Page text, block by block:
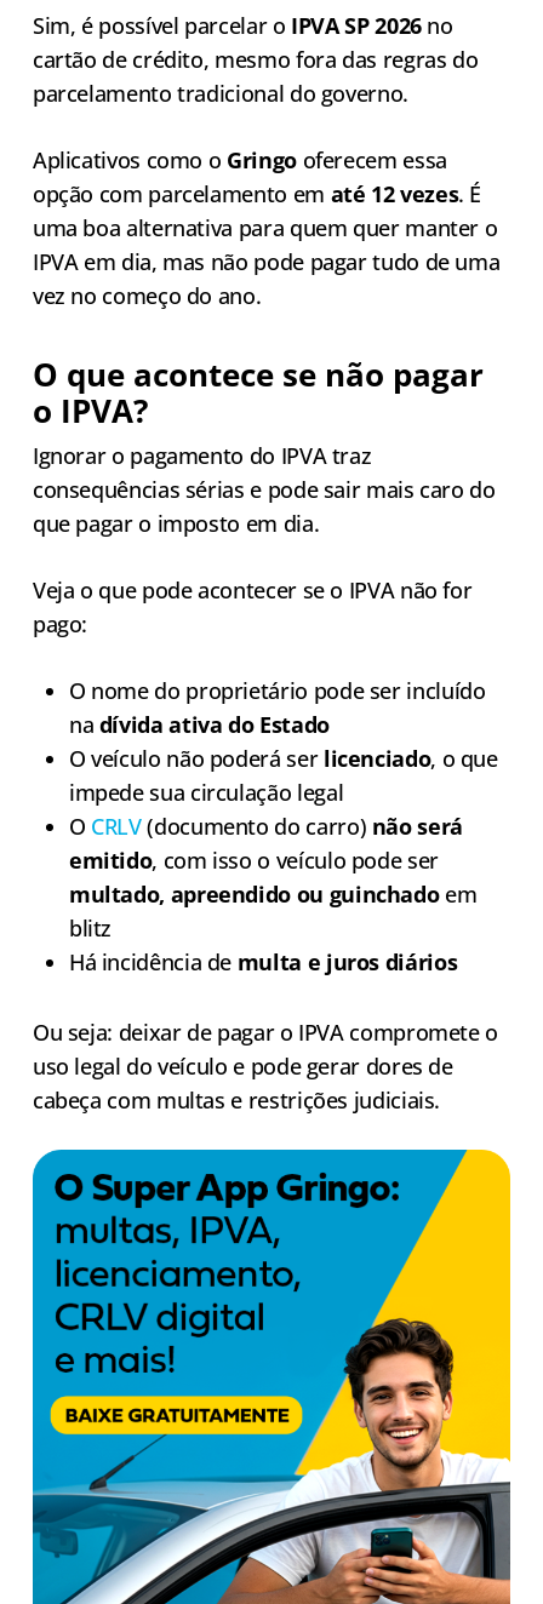
Sim, é possível parcelar o IPVA SP 2026no
cartão de crédito, mesmo fora das regras do
parcelamento tradicional do governo.
Aplicativos como o Gringooferecem essa
opção com parcelamento em até 12 vezes. É
uma boa alternativa para quem quer manter o
IPVA em dia, mas não pode pagar tudo de uma
vez no começo do ano.
O que acontece se não pagar
o IPVA?
Ignorar o pagamento do IPVA traz
consequências sérias e pode sair mais caro do
que pagar o imposto em dia.
Veja o que pode acontecer se o IPVA não for
pago:
O nome do proprietário pode ser incluído
na dívida ativa do Estado
O veículo não poderá ser licenciado, o que
impede sua circulação legal
O CRLV(documento do carro) não será
emitido, com isso o veículo pode ser
multado, apreendido ou guinchadoem
blitz
Há incidência de multa e juros diários
Ou seja: deixar de pagar o IPVA compromete o
uso legal do veículo e pode gerar dores de
cabeça com multas e restrições judiciais.